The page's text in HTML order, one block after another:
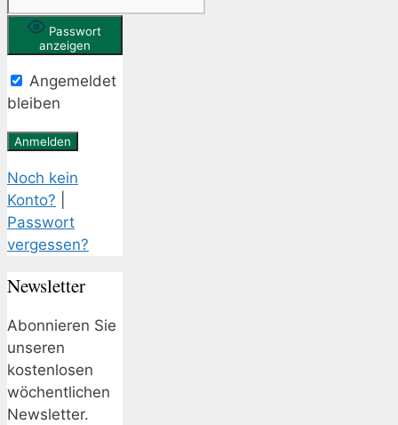
Passwort
anzeigen
Angemeldet
bleiben
Noch kein
Konto?
Passwort
vergessen?
Newsletter
Abonnieren Sie
unseren
kostenlosen
wöchentlichen
Newsletter.